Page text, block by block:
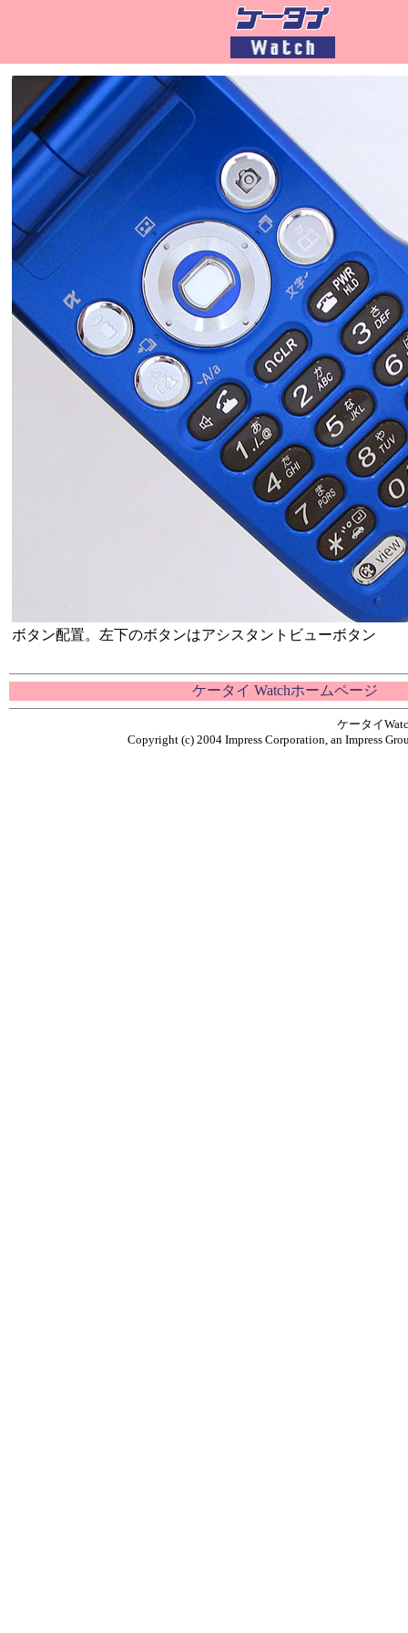
ボタン配置。左下のボタンはアシスタントビューボタン
ケータイ Watchホームページ
ケータイ
Copyright (c) 2004 Impress Corporation, an Impress